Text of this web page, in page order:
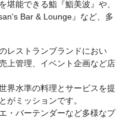
堪能できる鮨『鮨美波』や、
Bar & Lounge』など、多
レストランブランドにおい
上管理、イベント企画など店
界水準の料理とサービスを提
がミッションです。
・バーテンダーなど多様なプ